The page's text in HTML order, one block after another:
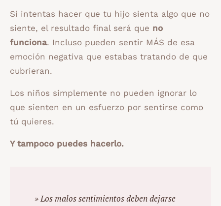
Si intentas hacer que tu hijo sienta algo que no
siente, el resultado final será que no
funciona. Incluso pueden sentir MÁS de esa
emoción negativa que estabas tratando de que
cubrieran.
Los niños simplemente no pueden ignorar lo
que sienten en un esfuerzo por sentirse como
tú quieres.
Y tampoco puedes hacerlo.
»Los malos sentimientos deben dejarse